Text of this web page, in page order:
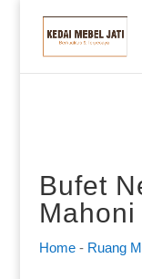
Bufet
Home- Ruang